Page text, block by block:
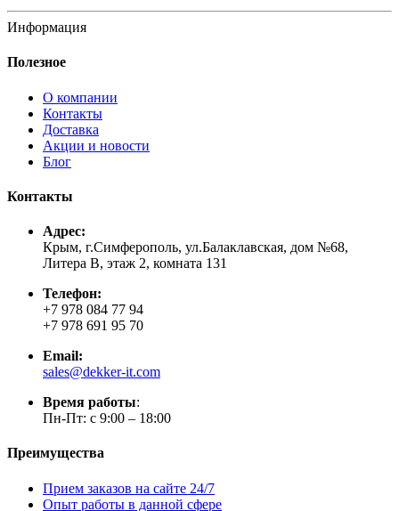
Информация
Полезное
О компании
Контакты
Доставка
Акции и новости
Блог
Контакты
Адрес:
Крым, г.Симферополь, ул.Балаклавская, дом №68,
Литера В, этаж 2, комната 131
Телефон:
+7 978 084 77 94
+7 978 691 95 70
Email:
sales@dekker-it.com
Время работы:
Пн-Пт: с 9:00 – 18:00
Преимущества
Прием заказов на сайте 24/7
Опыт работы в данной сфере